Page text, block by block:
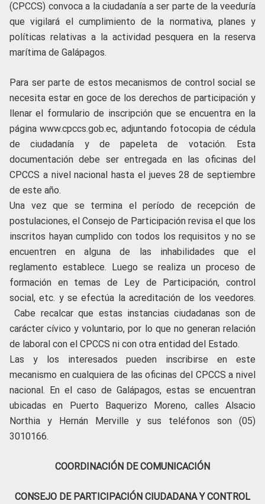
(CPCCS) convoca a la ciudadanía a ser parte de la veeduría
que vigilará el cumplimiento de la normativa, planes y
políticas relativas a la actividad pesquera en la reserva
marítima de Galápagos.
Para ser parte de estos mecanismos de control social se
necesita estar en goce de los derechos de participación y
llenar el formulario de inscripción que se encuentra en la
página www.cpccs.gob.ec, adjuntando fotocopia de cédula
de ciudadanía y de papeleta de votación. Esta
documentación debe ser entregada en las oficinas del
CPCCS a nivel nacional hasta el jueves 28 de septiembre
de este año.
Una vez que se termina el período de recepción de
postulaciones, el Consejo de Participación revisa el que los
inscritos hayan cumplido con todos los requisitos y no se
encuentren en alguna de las inhabilidades que el
reglamento establece. Luego se realiza un proceso de
formación en temas de Ley de Participación, control
social, etc. y se efectúa la acreditación de los veedores.
Cabe recalcar que estas instancias ciudadanas son de
carácter cívico y voluntario, por lo que no generan relación
de laboral con el CPCCS ni con otra entidad del Estado.
Las y los interesados pueden inscribirse en este
mecanismo en cualquiera de las oficinas del CPCCS a nivel
nacional. En el caso de Galápagos, estas se encuentran
ubicadas en Puerto Baquerizo Moreno, calles Alsacio
Northia y Hernán Merville y sus teléfonos son (05)
3010166.
COORDINACIÓN DE COMUNICACIÓN
CONSEJO DE PARTICIPACIÓN CIUDADANA Y CONTROL